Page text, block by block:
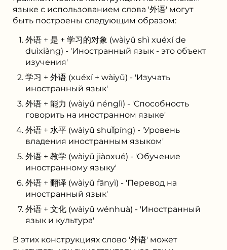
языке с использованием слова '外语' могут
быть построены следующим образом:
外语 + 是 + 学习的对象 (wàiyǔ shì xuéxí de
duìxiàng) - 'Иностранный язык - это объект
изучения'
学习 + 外语 (xuéxí + wàiyǔ) - 'Изучать
иностранный язык'
外语 + 能力 (wàiyǔ nénglì) - 'Способность
говорить на иностранном языке'
外语 + 水平 (wàiyǔ shuǐpíng) - 'Уровень
владения иностранным языком'
外语 + 教学 (wàiyǔ jiàoxué) - 'Обучение
иностранному языку'
外语 + 翻译 (wàiyǔ fānyì) - 'Перевод на
иностранный язык'
外语 + 文化 (wàiyǔ wénhuà) - 'Иностранный
язык и культура'
В этих конструкциях слово '外语' может